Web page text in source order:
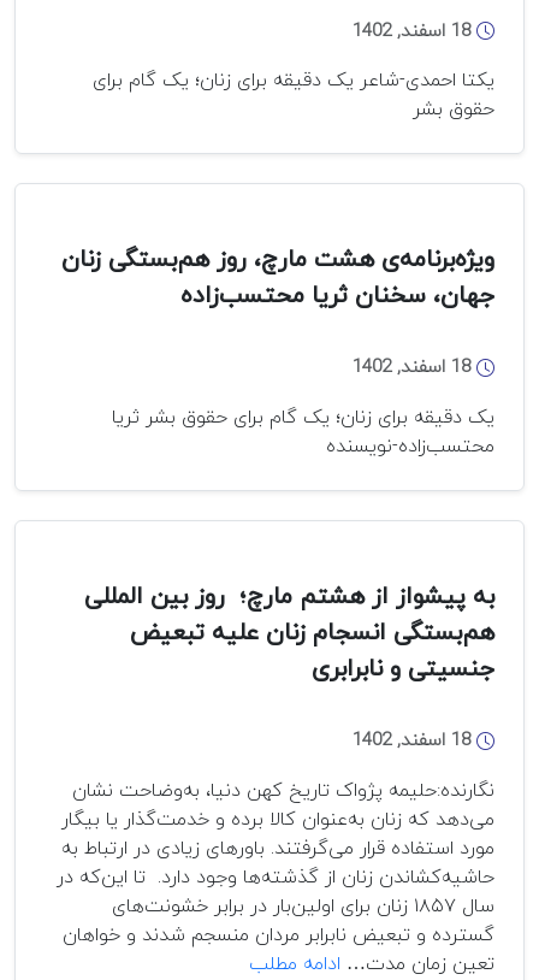
18 اسفند, 1402
یکتا احمدی-شاعر یک دقیقه برای زنان؛ یک گام برای
حقوق بشر
ویژه‌برنامه‌ی هشت مارچ، روز هم‌بستگی زنان
جهان، سخنان ثریا محتسب‌زاده
18 اسفند, 1402
یک دقیقه برای زنان؛ یک گام برای حقوق بشر ثریا
محتسب‌زاده-نویسنده
به پیشواز از هشتم مارچ؛ روز بین المللی
هم‌بستگی انسجام زنان علیه تبعیض
جنسیتی و نابرابری
18 اسفند, 1402
نگارنده:حلیمه پژواک تاریخ کهن دنیا، به‌وضاحت نشان
می‌دهد که زنان به‌عنوان کالا برده و خدمت‌گذار یا بیگار
مورد استفاده قرار می‌گرفتند. باورهای زیادی در ارتباط به
حاشیه‌کشاندن زنان از گذشته‌ها وجود دارد. تا این‌که در
سال ۱۸۵۷ زنان برای اولین‌بار در برابر خشونت‌های
گسترده و تبعیض نابرابر مردان منسجم شدند و خواهان
تعین زمان مدت… ادامه مطلب